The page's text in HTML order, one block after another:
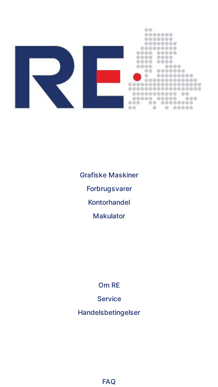
Grafiske Maskiner
Forbrugsvarer
Kontorhandel
Makulator
Om RE
Service
Handelsbetingelser
FAQ